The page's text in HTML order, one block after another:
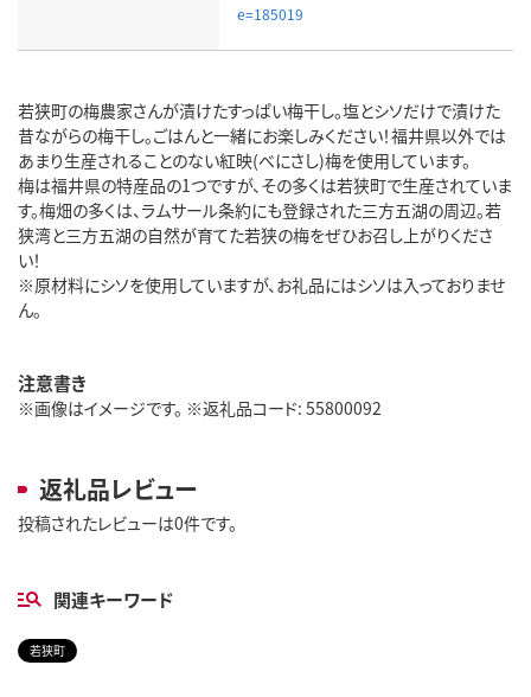
e=185019
若狭町の梅農家さんが漬けたすっぱい梅干し。塩とシソだけで漬けた
昔ながらの梅干し。ごはんと一緒にお楽しみください！福井県以外では
あまり生産されることのない紅映(べにさし)梅を使用しています。
梅は福井県の特産品の1つですが、その多くは若狭町で生産されていま
す。梅畑の多くは、ラムサール条約にも登録された三方五湖の周辺。若
狭湾と三方五湖の自然が育てた若狭の梅をぜひお召し上がりくださ
い！
※原材料にシソを使用していますが、お礼品にはシソは入っておりませ
ん。
注意書き
※画像はイメージです。 ※返礼品コード: 55800092
返礼品レビュー
投稿されたレビューは0件です。
関連キーワード
若狭町